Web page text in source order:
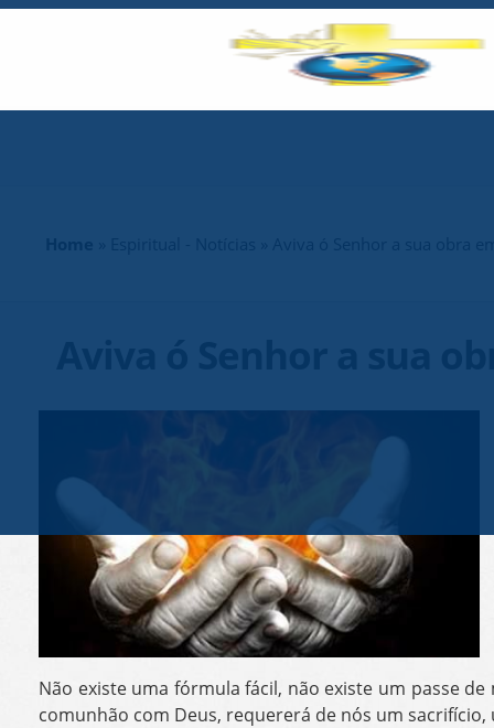
Não existe uma fórmula fácil, não existe um passe
comunhão com Deus, requererá de nós um